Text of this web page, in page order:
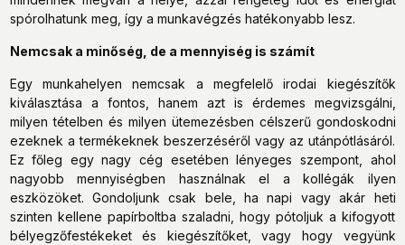
spórolhatunk meg, így a munkavégzés hatékonyabb lesz.
Nemcsak a minőség, de a mennyiség is számít
Egy munkahelyen nemcsak a megfelelő irodai kiegészítők
kiválasztása a fontos, hanem azt is érdemes megvizsgálni,
milyen tételben és milyen ütemezésben célszerű gondoskodni
ezeknek a termékeknek beszerzéséről vagy az utánpótlásáról.
Ez főleg egy nagy cég esetében lényeges szempont, ahol
nagyobb mennyiségben használnak el a kollégák ilyen
eszközöket. Gondoljunk csak bele, ha napi vagy akár heti
szinten kellene papírboltba szaladni, hogy pótoljuk a kifogyott
bélyegzőfestékeket és kiegészítőket, vagy hogy vegyünk